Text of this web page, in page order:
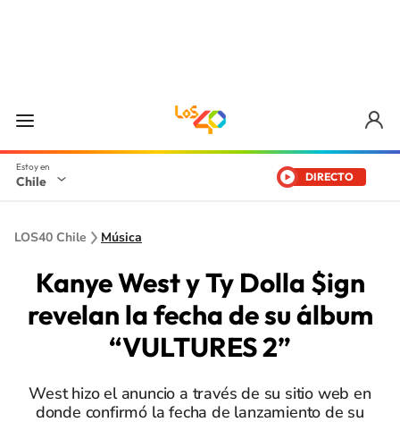
Chile DIRECTO
LOS40 Chile Música
Kanye West y Ty Dolla $ign
revelan la fecha de su álbum
“VULTURES 2”
West hizo el anuncio a través de su sitio web en
donde confirmó la fecha de lanzamiento de su